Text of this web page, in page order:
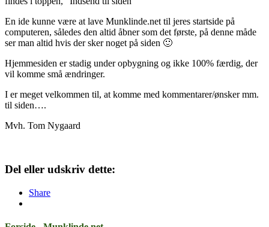
En ide kunne være at lave Munklinde.net til jeres startside på
computeren, således den altid åbner som det første, på denne måde
ser man altid hvis der sker noget på siden 🙂
Hjemmesiden er stadig under opbygning og ikke 100% færdig, der
vil komme små ændringer.
I er meget velkommen til, at komme med kommentarer/ønsker mm.
til siden….
Mvh. Tom Nygaard
Del eller udskriv dette:
Share